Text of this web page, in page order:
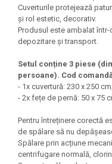
Cuverturile protejează
și rol estetic, decorativ.
Produsul este ambalat
depozitare și transport.
Setul conține 3 piese
persoane). Cod
- 1x cuvertură: 230 x 250 cm;
- 2x fețe de pernă: 50 x 75
Pentru întreținere corectă
de spălare să nu
Spălare prin acțiune
centrifugare normală,